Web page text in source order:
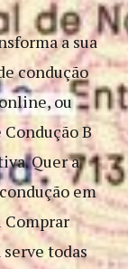
a sua
condução
ou
B
Quer a
em
Comprar
todas